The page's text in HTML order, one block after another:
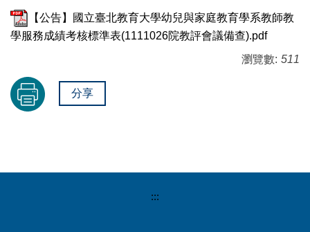
【公告】國立臺北教育大學幼兒與家庭教育學系教師教
學服務成績考核標準表(1111026院教評會議備查).pdf
瀏覽數: 511
分享
:::